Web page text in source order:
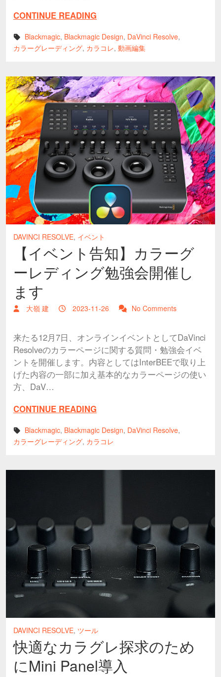
CONTINUE READING
Blackmagic, Blackmagic Design, DaVinci Resolve,
カラーグレーディング, カラコレ, 動画編集
DAVINCI RESOLVE, イベント
【イベント告知】カラーグ
ーレディング勉強会開催し
ます
大嶺 建 2023-11-26 No Comments
来たる12月7日、オンラインイベントとしてDaVinci
Resolveのカラーページに関する質問・勉強会イベ
ントを開催します。内容としてはInterBEEで取り上
げた内容の一部に加え基本的なカラーページの使い
方、DaV…
CONTINUE READING
Blackmagic, Blackmagic Design, DaVinci Resolve,
カラーグレーディング, カラコレ
DAVINCI RESOLVE, ツール
快適なカラグレ探求のため
にMini Panel導入